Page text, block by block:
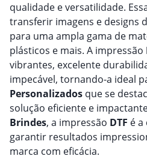
qualidade e versatilidade.
transferir imagens e designs
para uma ampla gama de
plásticos e mais. A impressão
vibrantes, excelente
impecável, tornando-a ideal
Personalizados que se
solução eficiente e
Brindes, a impressão DTF é
garantir resultados
marca com eficácia.